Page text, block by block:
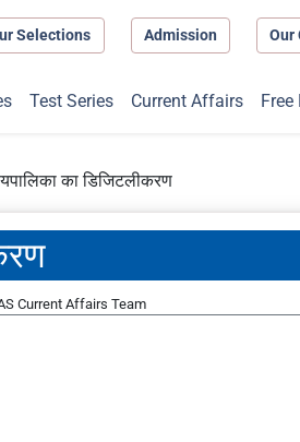
Selections Admission Our
Test Series Current Affairs Free
का डिजिटलीकरण
Current Affairs Team